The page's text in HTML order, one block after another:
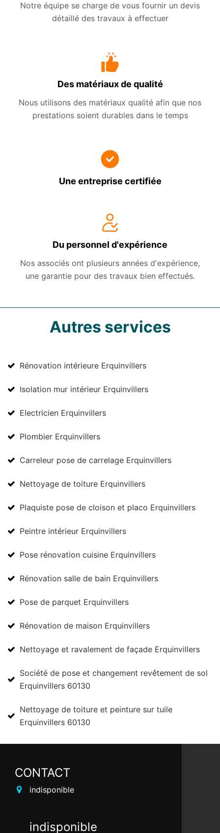
Notre équipe se charge de vous fournir un devis
détaillé des travaux à effectuer
Des matériaux de qualité
Nous utilisons des matériaux qualité afin que nos
prestations soient durables dans le temps
Une entreprise certifiée
Du personnel d'expérience
Nos associés ont plusieurs années d'expérience,
une garantie pour des travaux bien effectués.
Autres services
Rénovation intérieure Erquinvillers
Isolation mur intérieur Erquinvillers
Electricien Erquinvillers
Plombier Erquinvillers
Carreleur pose de carrelage Erquinvillers
Nettoyage de toiture Erquinvillers
Plaquiste pose de cloison et placo Erquinvillers
Peintre intérieur Erquinvillers
Pose rénovation cuisine Erquinvillers
Rénovation salle de bain Erquinvillers
Pose de parquet Erquinvillers
Rénovation de maison Erquinvillers
Nettoyage et ravalement de façade Erquinvillers
Société de pose et changement revêtement de sol
Erquinvillers 60130
Nettoyage de toiture et peinture sur tuile
Erquinvillers 60130
CONTACT
indisponible
indisponible